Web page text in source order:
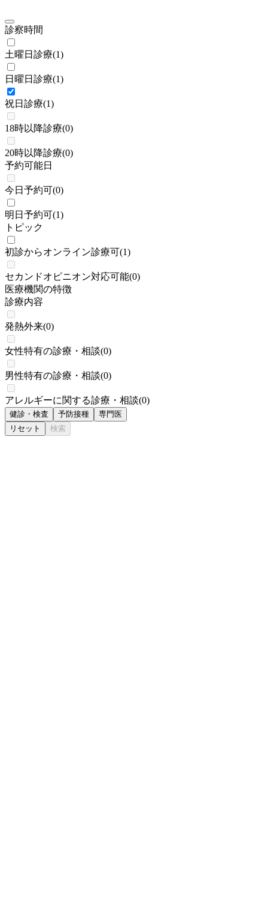
診察時間
土曜日診療(1)
日曜日診療(1)
祝日診療(1)
18時以降診療(0)
20時以降診療(0)
予約可能日
今日予約可(0)
明日予約可(1)
トピック
初診からオンライン診療可(1)
セカンドオピニオン対応可能(0)
医療機関の特徴
診療内容
発熱外来(0)
女性特有の診療・相談(0)
男性特有の診療・相談(0)
アレルギーに関する診療・相談(0)
健診・検査 予防接種
専門医
リセット
検索